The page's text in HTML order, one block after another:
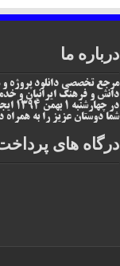
درباره ما
مرجع تخصصی دانلود پروژه و
دانش و فرهنگ ایرانیان و
در
شما دوستان عزیز را به همراه
درگاه های